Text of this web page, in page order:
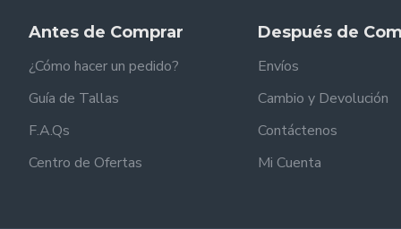
Antes de Comprar
¿Cómo hacer un pedido?
Guía de Tallas
F.A.Qs
Centro de Ofertas
Después de
Envíos
Cambio y Devolución
Contáctenos
Mi Cuenta